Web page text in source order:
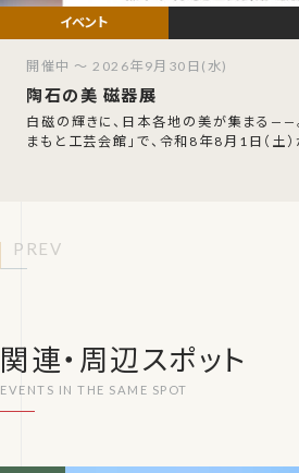
陶石の美 磁器展
白磁の輝きに、日本各地の美が集まる——
まもと工芸会館」で、令和8年8月1日（土）
開催中 ～ 2026年9月30日(水)
PREV
関連・周辺スポット